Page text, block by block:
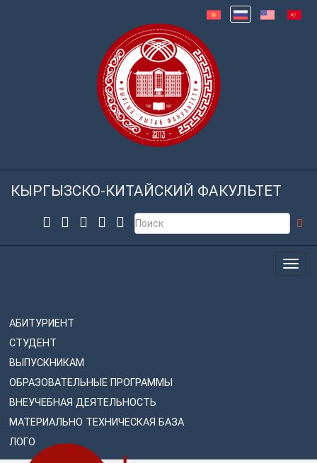
КЫРГЫЗСКО-КИТАЙСКИЙ ФАКУЛЬТЕТ
АБИТУРИЕНТ
СТУДЕНТ
ВЫПУСКНИКАМ
ОБРАЗОВАТЕЛЬНЫЕ ПРОГРАММЫ
ВНЕУЧЕБНАЯ ДЕЯТЕЛЬНОСТЬ
МАТЕРИАЛЬНО ТЕХНИЧЕСКАЯ БАЗА
ЛОГО